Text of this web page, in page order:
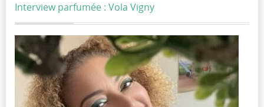
Interview parfumée : Vola Vigny